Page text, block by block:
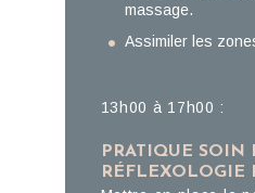
massage.
Assimiler les
13h00 à 17h00 :
PRATIQUE SOIN
RÉFLEXOLOGIE